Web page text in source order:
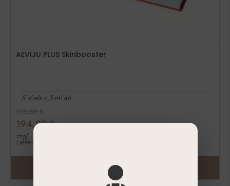
AEVIJU PLUS Skinbooster
5 Vials x 3 ml ab
215,88€
194,29€
zzgl. 19% MwSt.
Lieferzeit: 1-3 Werktage
ZUM PRODUKT